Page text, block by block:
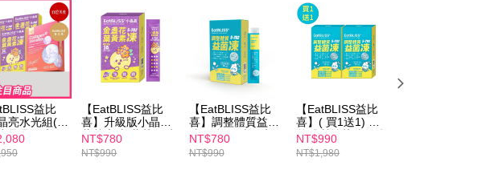
AFTEEにあなたの個人情報の収集、処理、利用を許可することににご同
意いただけない場合は、当サービスを選択しないでください。
益比
亮水光組(升
晶晶15入
凍x4/益菌
選)+【m2
【EatBLISS益比
喜】升級版小晶晶
葉黃素凍-葡萄口味
(15入/盒)
NT$780
NT$990
【EatBLISS益比
喜】調整體質益菌
凍-優格口味15入/
盒
NT$780
NT$990
【EatBLISS益比
喜】( 買1送1) 調
整體質益菌凍-優格
口味(15入/盒)
NT$990
NT$1,980